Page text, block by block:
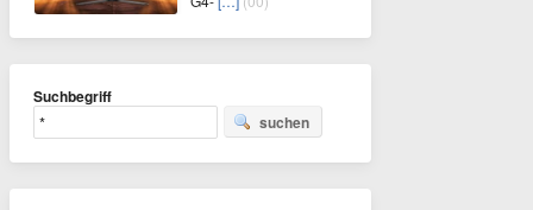
Suchbegriff
suchen